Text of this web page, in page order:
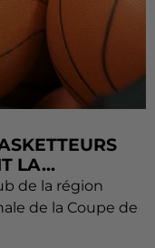
LA...
de la région
de la Coupe de